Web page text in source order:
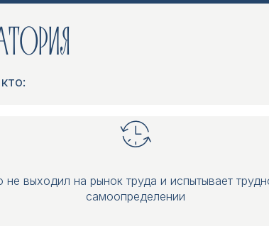
не выходил на рынок труда и испытывает
самоопределении